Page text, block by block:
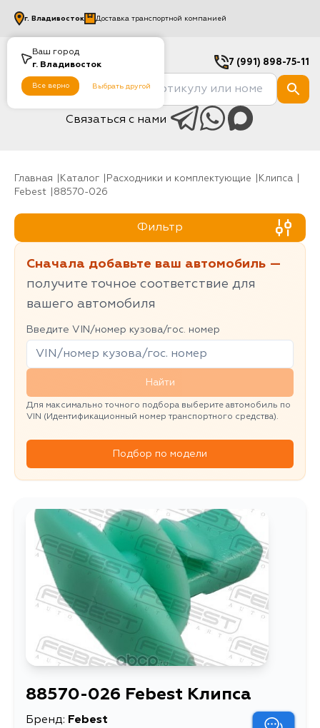
Ваш город
г. Владивосток
Все верно Выбрать другой
г. Владивосток Доставка транспортной компанией
7 (991) 898-75-11
Связаться с нами
Главная Каталог Расходники и комплектующие
клипса
Febest
88570-026
Фильтр
Сначала добавьте ваш автомобиль —
получите точное соответствие для
вашего автомобиля
Введите VIN/номер кузова/гос. номер
Найти
Для максимально точного подбора выберите автомобиль по
VIN (Идентификационный номер транспортного средства).
Подбор по модели
88570-026 Febest Клипса
Бренд: Febest